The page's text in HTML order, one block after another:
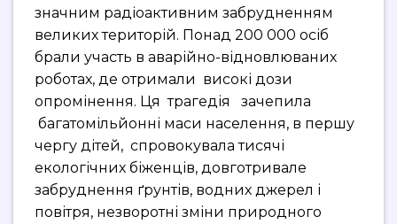
значним радіоактивним забрудненням
великих територій. Понад 200 000 осіб
брали участь в аварійно-відновлюваних
роботах, де отримали високі дози
опромінення. Ця трагедія зачепила
багатомільйонні маси населення, в першу
чергу дітей, спровокувала тисячі
екологічних біженців, довготривале
забруднення ґрунтів, водних джерел і
повітря, незворотні зміни природного